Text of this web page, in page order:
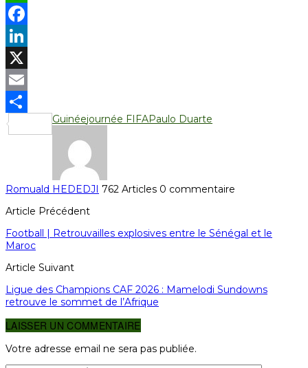
WhatsApp
Facebook
LinkedIn
X
Email
Partager
Guinéejournée FIFAPaulo Duarte
Romuald HEDEDJI 762 Articles 0 commentaire
Article Précédent
Football | Retrouvailles explosives entre le Sénégal et le
Maroc
Article Suivant
Ligue des Champions CAF 2026 : Mamelodi Sundowns
retrouve le sommet de l’Afrique
LAISSER UN COMMENTAIRE
Votre adresse email ne sera pas publiée.